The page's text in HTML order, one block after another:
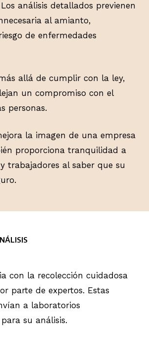
análisis detallados previenen
al amianto,
de enfermedades
allá de cumplir con la ley,
un compromiso con el
personas.
la imagen de una empresa
proporciona tranquilidad a
trabajadores al saber que su
con la recolección cuidadosa
parte de expertos. Estas
a laboratorios
su análisis.